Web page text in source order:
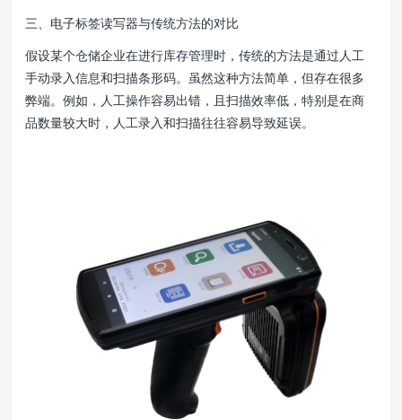
三、电子标签读写器与传统方法的对比
假设某个仓储企业在进行库存管理时，传统的方法是通过人工
手动录入信息和扫描条形码。虽然这种方法简单，但存在很多
弊端。例如，人工操作容易出错，且扫描效率低，特别是在商
品数量较大时，人工录入和扫描往往容易导致延误。